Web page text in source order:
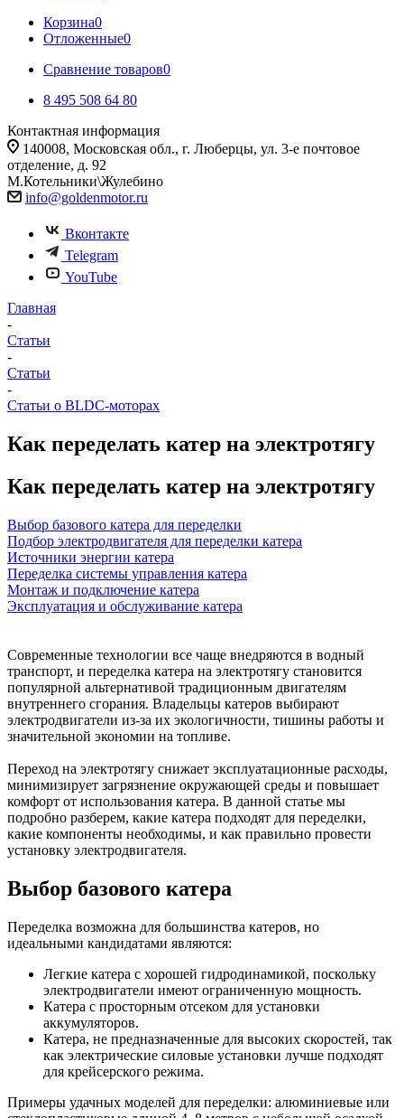
Корзина0
Отложенные0
Сравнение товаров0
8 495 508 64 80
Контактная информация
140008, Московская обл., г. Люберцы, ул. 3-е почтовое
отделение, д. 92
М.Котельники\Жулебино
info@goldenmotor.ru
Вконтакте
Telegram
YouTube
Главная
-
Статьи
-
Статьи
-
Статьи о BLDC-моторах
Как переделать катер на электротягу
Как переделать катер на электротягу
Выбор базового катера для переделки
Подбор электродвигателя для переделки катера
Источники энергии катера
Переделка системы управления катера
Монтаж и подключение катера
Эксплуатация и обслуживание катера
Современные технологии все чаще внедряются в водный
транспорт, и переделка катера на электротягу становится
популярной альтернативой традиционным двигателям
внутреннего сгорания. Владельцы катеров выбирают
электродвигатели из-за их экологичности, тишины работы и
значительной экономии на топливе.
Переход на электротягу снижает эксплуатационные расходы,
минимизирует загрязнение окружающей среды и повышает
комфорт от использования катера. В данной статье мы
подробно разберем, какие катера подходят для переделки,
какие компоненты необходимы, и как правильно провести
установку электродвигателя.
Выбор базового катера
Переделка возможна для большинства катеров, но
идеальными кандидатами являются:
Легкие катера с хорошей гидродинамикой, поскольку
электродвигатели имеют ограниченную мощность.
Катера с просторным отсеком для установки
аккумуляторов.
Катера, не предназначенные для высоких скоростей, так
как электрические силовые установки лучше подходят
для крейсерского режима.
Примеры удачных моделей для переделки: алюминиевые или